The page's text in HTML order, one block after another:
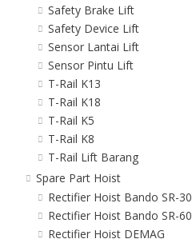
Safety Brake Lift
Safety Device Lift
Sensor Lantai Lift
Sensor Pintu Lift
T-Rail K13
T-Rail K18
T-Rail K5
T-Rail K8
T-Rail Lift Barang
Spare Part Hoist
Rectifier Hoist Bando SR-30
Rectifier Hoist Bando SR-60
Rectifier Hoist DEMAG